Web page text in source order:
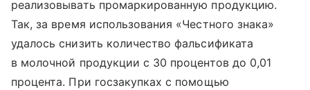
реализовывать промаркированную продукцию.
Так, за время использования «Честного знака»
удалось снизить количество фальсификата
в молочной продукции с 30 процентов до 0,01
процента. При госзакупках с помощью